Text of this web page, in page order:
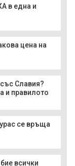
в една и
цена на
Славия?
и правилото
се връща
всички